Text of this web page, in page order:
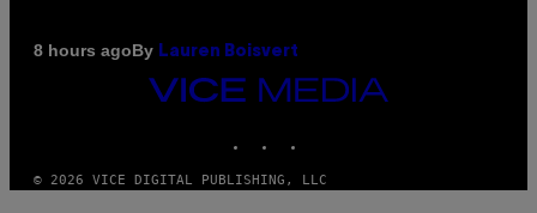
8 hours agoBy Lauren Boisvert
VICE
MEDIA
© 2026 VICE DIGITAL PUBLISHING, LLC